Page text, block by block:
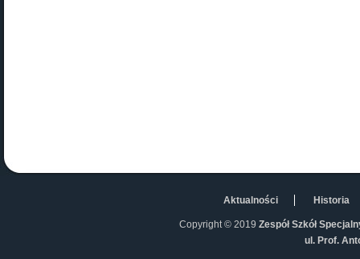
Aktualności Historia
Copyright © 2019 Zespół Szkół
ul. Prof.